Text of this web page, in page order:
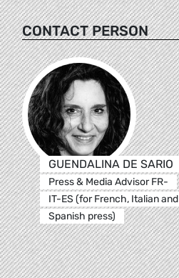
CONTACT PERSON
GUENDALINA DE SARIO
Press & Media Advisor FR-
IT-ES (for French, Italian and
Spanish press)